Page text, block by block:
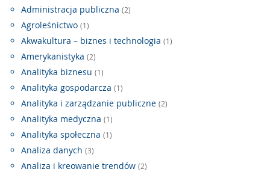
Administracja publiczna (2)
Agroleśnictwo (1)
Akwakultura – biznes i technologia (1)
Amerykanistyka (2)
Analityka biznesu (1)
Analityka gospodarcza (1)
Analityka i zarządzanie publiczne (2)
Analityka medyczna (1)
Analityka społeczna (1)
Analiza danych (3)
Analiza i kreowanie trendów (2)